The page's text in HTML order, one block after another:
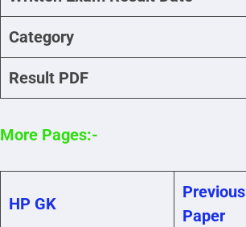
Category
Result PDF
More Pages:-
HP GK
Previous
Paper